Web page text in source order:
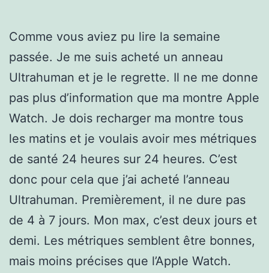
Comme vous aviez pu lire la semaine
passée. Je me suis acheté un anneau
Ultrahuman et je le regrette. Il ne me donne
pas plus d’information que ma montre Apple
Watch. Je dois recharger ma montre tous
les matins et je voulais avoir mes métriques
de santé 24 heures sur 24 heures. C’est
donc pour cela que j’ai acheté l’anneau
Ultrahuman. Premièrement, il ne dure pas
de 4 à 7 jours. Mon max, c’est deux jours et
demi. Les métriques semblent être bonnes,
mais moins précises que l’Apple Watch.